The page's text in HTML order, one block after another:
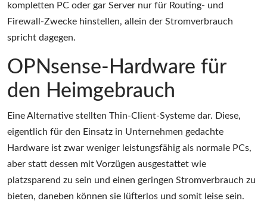
kompletten PC oder gar Server nur für Routing- und
Firewall-Zwecke hinstellen, allein der Stromverbrauch
spricht dagegen.
OPNsense-Hardware für
den Heimgebrauch
Eine Alternative stellten Thin-Client-Systeme dar. Diese,
eigentlich für den Einsatz in Unternehmen gedachte
Hardware ist zwar weniger leistungsfähig als normale PCs,
aber statt dessen mit Vorzügen ausgestattet wie
platzsparend zu sein und einen geringen Stromverbrauch zu
bieten, daneben können sie lüfterlos und somit leise sein.